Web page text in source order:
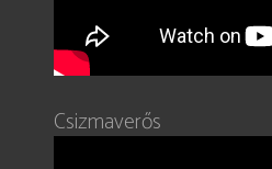
Csizmaverős